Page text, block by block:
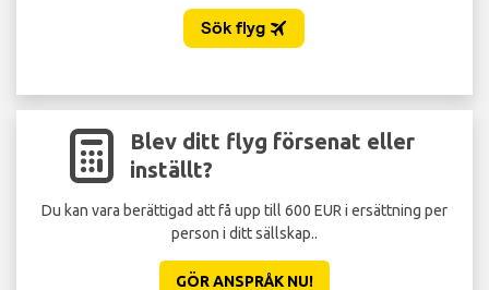
Blev ditt flyg försenat eller
inställt?
Du kan vara berättigad att få upp till 600 EUR i ersättning per
person i ditt sällskap..
GÖR ANSPRÅK NU!